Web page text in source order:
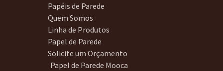
Papéis de Parede
Quem Somos
Linha de Produtos
Papel de Parede
Solicite um Orçamento
Papel de Parede Mooca